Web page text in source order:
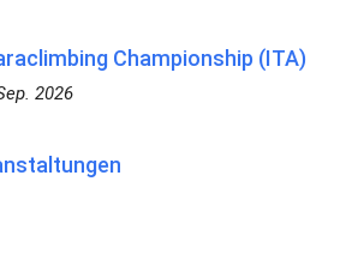
Championship (ITA)
2026